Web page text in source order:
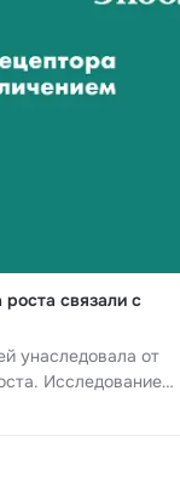
связали с
унаследовала от
Исследование